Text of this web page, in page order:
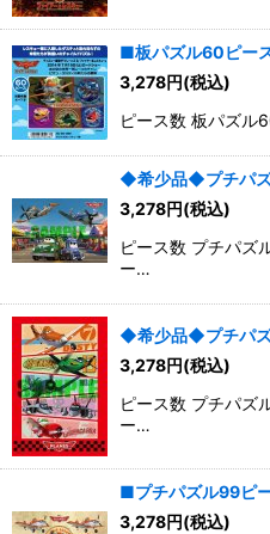
■板パズル60ピー
3,278円(税込)
ピース数 板パズル
◆希少品◆プチパズ
3,278円(税込)
ピース数 プチパズ
ー…
◆希少品◆プチパズ
3,278円(税込)
ピース数 プチパズ
ー…
■プチパズル99ピ
3,278円(税込)